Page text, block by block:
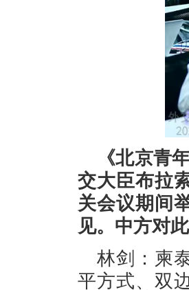
《北京青
交大臣布拉
关会议期间
见。中方对
林剑：柬
平方式、双